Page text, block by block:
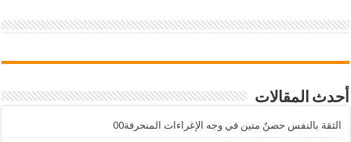
أحدث المقالات
الثقة بالنفس حصنٌ متين في وجه الإغراءات المنحرفة00